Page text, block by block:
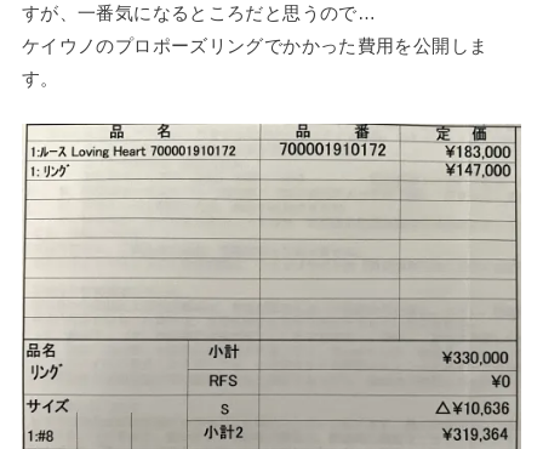
すが、一番気になるところだと思うので…
ケイウノのプロポーズリングでかかった費用を公開しま
す。